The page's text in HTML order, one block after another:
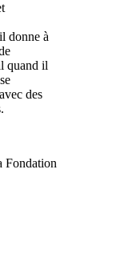
donne à
quand il
des
Fondation